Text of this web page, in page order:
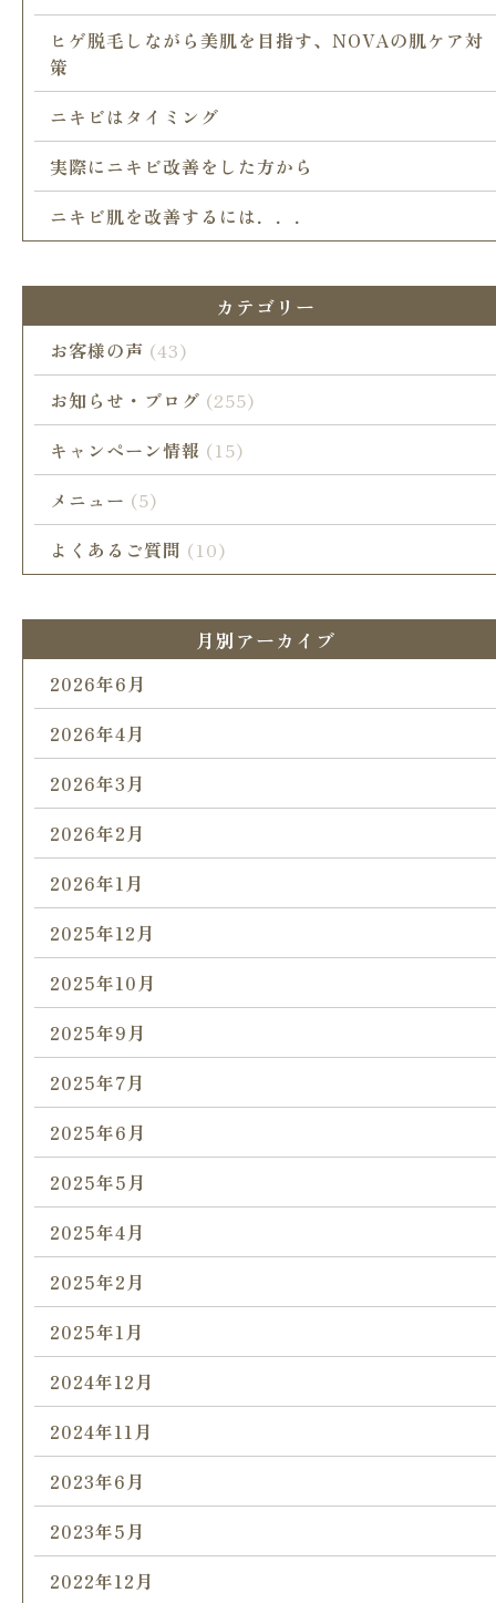
ヒゲ脱毛しながら美肌を目指す、NOVAの肌ケア対
策
ニキビはタイミング
実際にニキビ改善をした方から
ニキビ肌を改善するには．．．
カテゴリー
お客様の声 (43)
お知らせ・ブログ (255)
キャンペーン情報 (15)
メニュー (5)
よくあるご質問 (10)
月別アーカイブ
2026年6月
2026年4月
2026年3月
2026年2月
2026年1月
2025年12月
2025年10月
2025年9月
2025年7月
2025年6月
2025年5月
2025年4月
2025年2月
2025年1月
2024年12月
2024年11月
2023年6月
2023年5月
2022年12月